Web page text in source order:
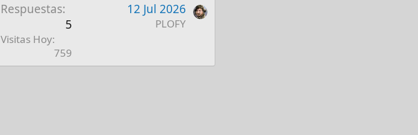
Respuestas
5
Visitas Hoy
759
12 Jul 2026
PLOFY